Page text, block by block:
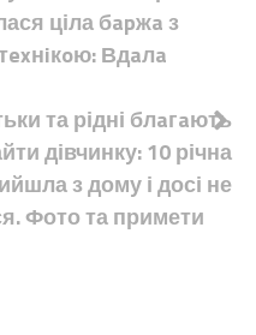
ціла бapжa з
Вдaлa
та рідні блaгaють
дівчинку: 10 річна
з дому і досі не
Фото та примети